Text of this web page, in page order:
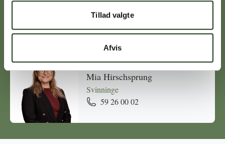
Tillad valgte
Afvis
Holbæk
Mia Hirschsprung
Svinninge
59 26 00 02